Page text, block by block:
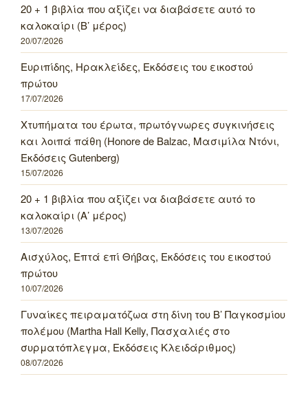
20 + 1 βιβλία που αξίζει να διαβάσετε αυτό το
καλοκαίρι (Β’ μέρος)
20/07/2026
Ευριπίδης, Ηρακλείδες, Εκδόσεις του εικοστού
πρώτου
17/07/2026
Χτυπήματα του έρωτα, πρωτόγνωρες συγκινήσεις
και λοιπά πάθη (Honore de Balzac, Μασιμίλα Ντόνι,
Εκδόσεις Gutenberg)
15/07/2026
20 + 1 βιβλία που αξίζει να διαβάσετε αυτό το
καλοκαίρι (Α’ μέρος)
13/07/2026
Αισχύλος, Επτά επί Θήβας, Εκδόσεις του εικοστού
πρώτου
10/07/2026
Γυναίκες πειραματόζωα στη δίνη του Β’ Παγκοσμίου
πολέμου (Martha Hall Kelly, Πασχαλιές στο
συρματόπλεγμα, Εκδόσεις Κλειδάριθμος)
08/07/2026